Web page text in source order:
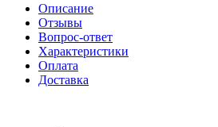
Описание
Отзывы
Вопрос-ответ
Характеристики
Оплата
Доставка